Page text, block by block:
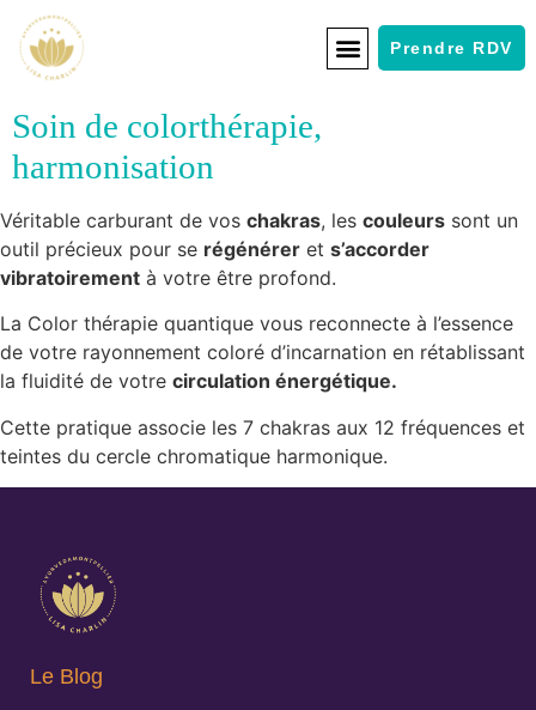
Prendre RDV
Soin de colorthérapie,
harmonisation
Véritable carburant de vos chakras, les couleurs sont un
outil précieux pour se régénérer et s’accorder
vibratoirement à votre être profond.
La Color thérapie quantique vous reconnecte à l’essence
de votre rayonnement coloré d’incarnation en rétablissant
la fluidité de votre circulation énergétique.
Cette pratique associe les 7 chakras aux 12 fréquences et
teintes du cercle chromatique harmonique.
Le Blog